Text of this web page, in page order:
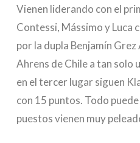
Vienen liderando con el
Contessi, Mássimo y Luca
por la dupla Benjamín
Ahrens de Chile a tan solo
en el tercer lugar siguen
con 15 puntos. Todo
puestos vienen muy